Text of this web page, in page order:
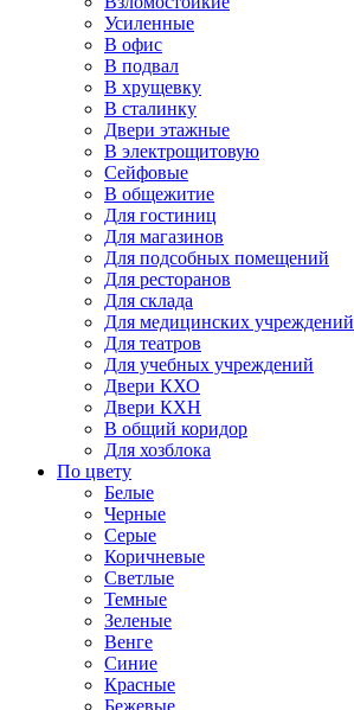
Усиленные
В офис
В подвал
В хрущевку
В сталинку
Двери этажные
В электрощитовую
Сейфовые
В общежитие
Для гостиниц
Для магазинов
Для подсобных помещений
Для ресторанов
Для склада
Для медицинских учреждений
Для театров
Для учебных учреждений
Двери КХО
Двери КХН
В общий коридор
Для хозблока
По цвету
Белые
Черные
Серые
Коричневые
Светлые
Темные
Зеленые
Венге
Синие
Красные